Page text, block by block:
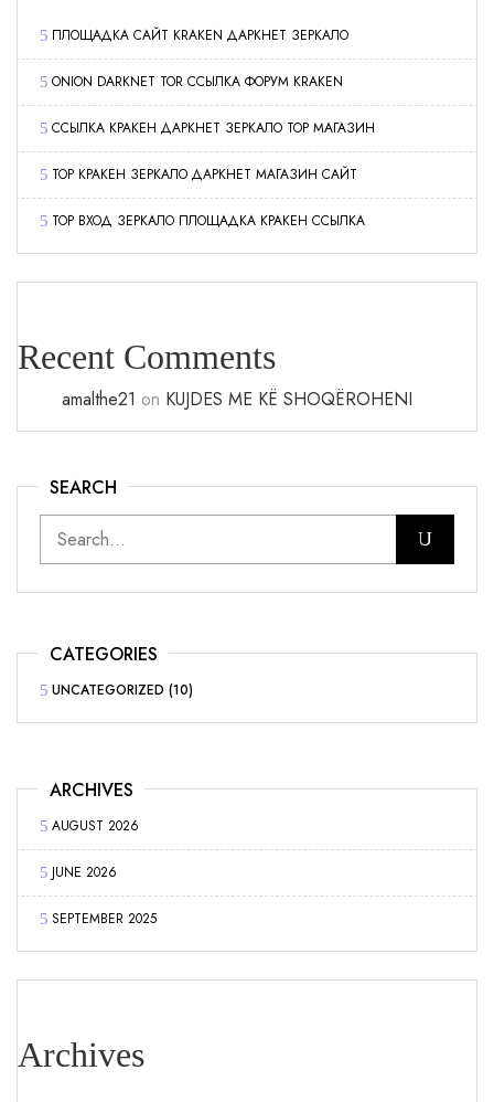
ПЛОЩАДКА САЙТ KRAKEN ДАРКНЕТ ЗЕРКАЛО
ONION DARKNET TOR ССЫЛКА ФОРУМ KRAKEN
ССЫЛКА КРАКЕН ДАРКНЕТ ЗЕРКАЛО ТОР МАГАЗИН
ТОР КРАКЕН ЗЕРКАЛО ДАРКНЕТ МАГАЗИН САЙТ
ТОР ВХОД ЗЕРКАЛО ПЛОЩАДКА КРАКЕН ССЫЛКА
Recent Comments
amalthe21 on KUJDES ME KË SHOQËROHENI
SEARCH
CATEGORIES
UNCATEGORIZED (10)
ARCHIVES
AUGUST 2026
JUNE 2026
SEPTEMBER 2025
Archives